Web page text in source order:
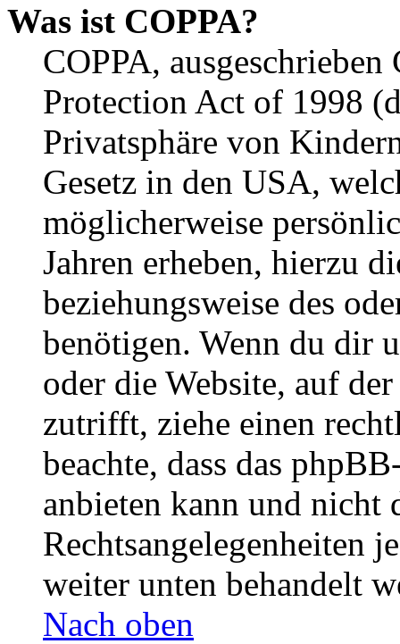
Was ist COPPA?
COPPA,
Protection Act of 1998
Privatsphäre von
Gesetz in den USA,
möglicherweise
Jahren erheben, hierzu
beziehungsweise des
benötigen. Wenn du dir
oder die Website, auf
zutrifft, ziehe einen
beachte, dass das
anbieten kann und nicht
Rechtsangelegenheiten
weiter unten behandelt
Nach oben